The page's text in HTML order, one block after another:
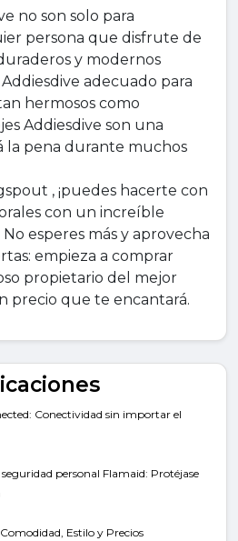
no son solo para
persona que disfrute de
y modernos
adecuado para
hermosos como
Addiesdive son una
la pena durante muchos
, ¡puedes hacerte con
con un increíble
esperes más y aprovecha
empieza a comprar
propietario del mejor
precio que te encantará.
Conectividad sin importar el
personal Flamaid: Protéjase
Estilo y Precios